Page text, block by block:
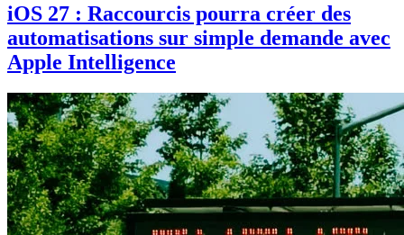
iOS 27 : Raccourcis pourra créer des
automatisations sur simple demande avec
Apple Intelligence